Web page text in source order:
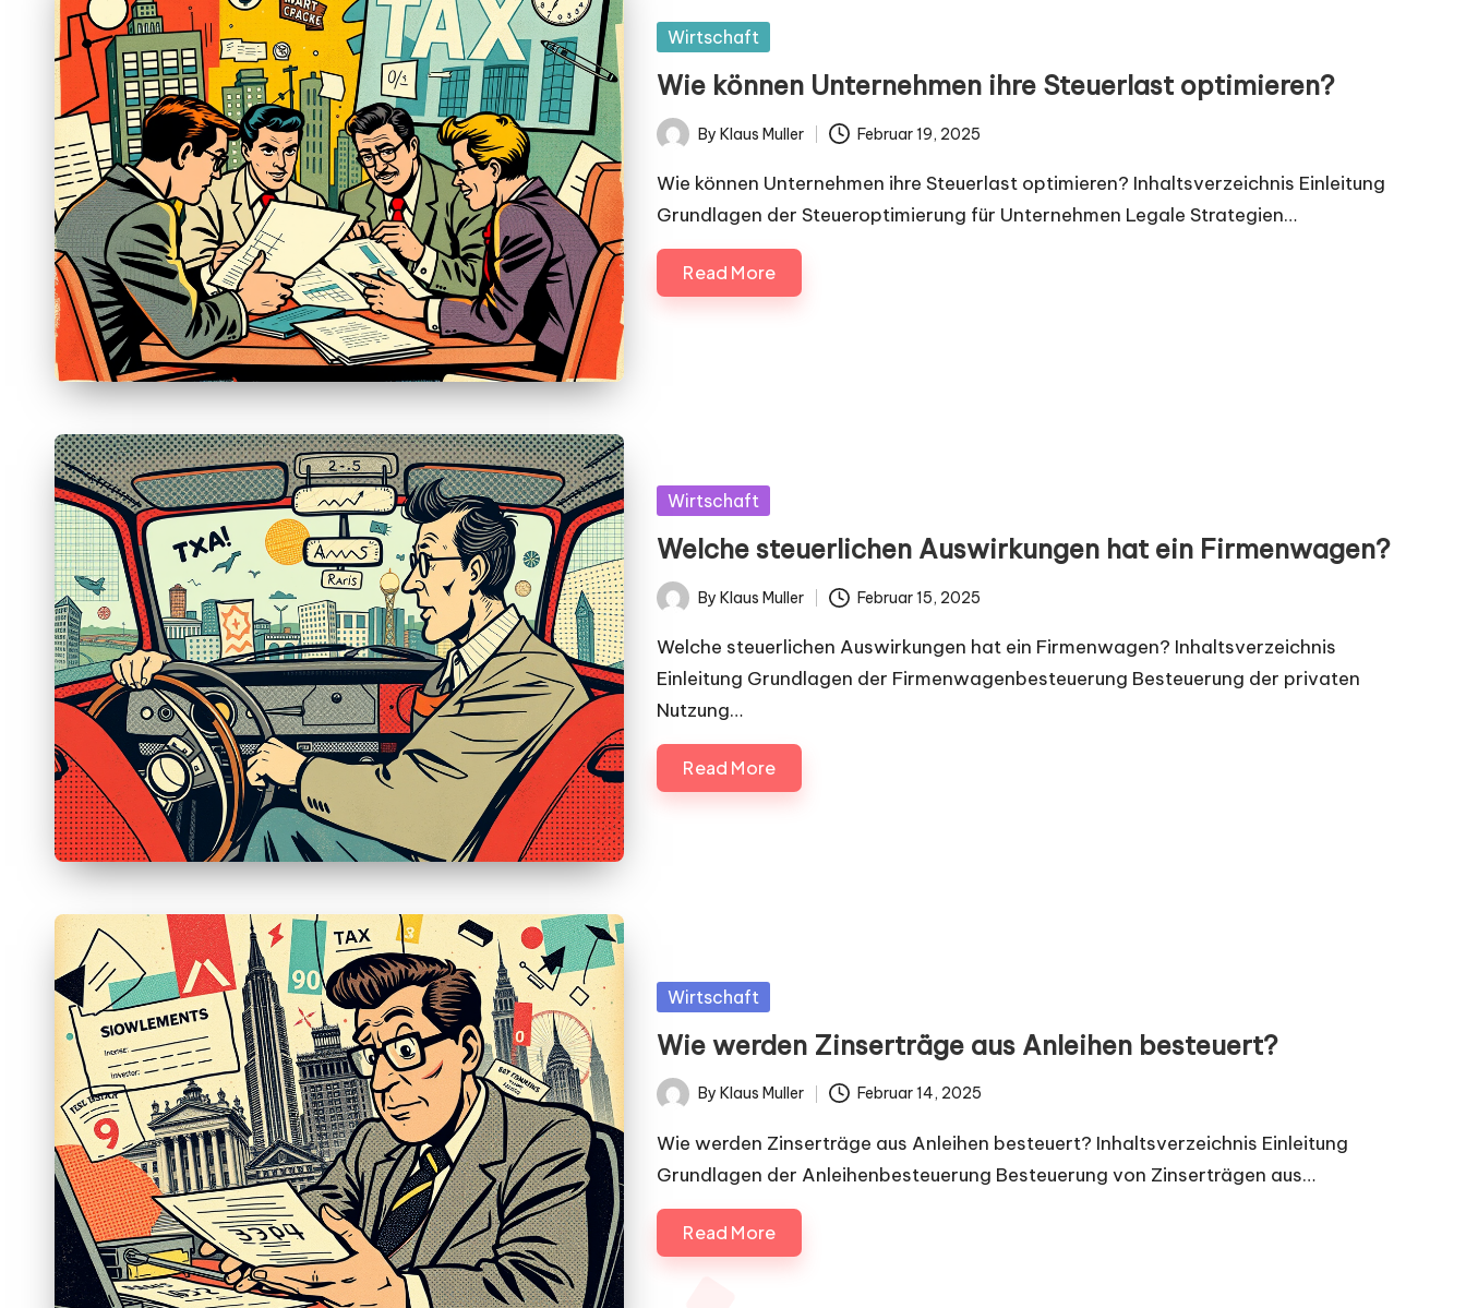
Posted
Wirtschaft
Wie können Unternehmen ihre Steuerlast optimieren?
Posted
by
ByKlaus Muller Februar 19, 2025
Wie können Unternehmen ihre Steuerlast optimieren? Inhaltsverzeichnis Einleitung
Grundlagen der Steueroptimierung für Unternehmen Legale Strategien…
Read More
Posted
Wirtschaft
Welche steuerlichen Auswirkungen hat ein Firmenwagen?
Posted
by
ByKlaus Muller Februar 15, 2025
Welche steuerlichen Auswirkungen hat ein Firmenwagen? Inhaltsverzeichnis
Einleitung Grundlagen der Firmenwagenbesteuerung Besteuerung der privaten
Nutzung…
Read More
Posted
Wirtschaft
Wie werden Zinserträge aus Anleihen besteuert?
Posted
by
By Klaus Muller Februar 14, 2025
Wie werden Zinserträge aus Anleihen besteuert? Inhaltsverzeichnis Einleitung
Grundlagen der Anleihenbesteuerung Besteuerung von Zinserträgen aus…
Read More